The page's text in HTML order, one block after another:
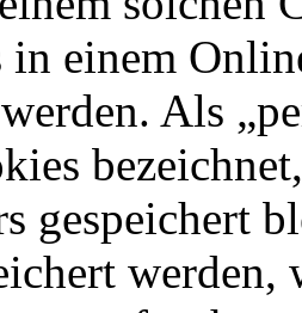
in einem
Als
gespeichert